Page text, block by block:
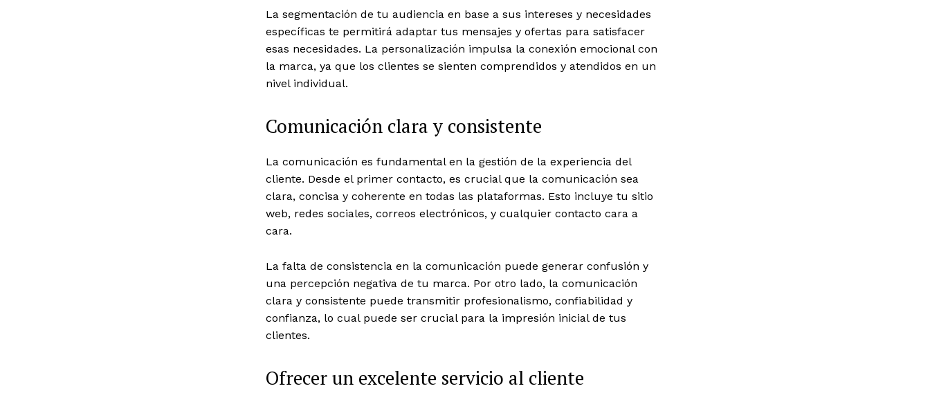
La segmentación de tu audiencia en base a sus intereses y necesidades
específicas te permitirá adaptar tus mensajes y ofertas para satisfacer
esas necesidades. La personalización impulsa la conexión emocional con
la marca, ya que los clientes se sienten comprendidos y atendidos en un
nivel individual.
Comunicación clara y consistente
La comunicación es fundamental en la gestión de la experiencia del
cliente. Desde el primer contacto, es crucial que la comunicación sea
clara, concisa y coherente en todas las plataformas. Esto incluye tu sitio
web, redes sociales, correos electrónicos, y cualquier contacto cara a
cara.
La falta de consistencia en la comunicación puede generar confusión y
una percepción negativa de tu marca. Por otro lado, la comunicación
clara y consistente puede transmitir profesionalismo, confiabilidad y
confianza, lo cual puede ser crucial para la impresión inicial de tus
clientes.
Ofrecer un excelente servicio al cliente